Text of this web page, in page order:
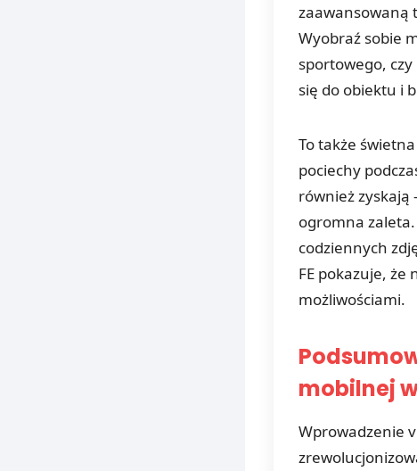
zaawansowaną
Wyobraź sobie
sportowego,
się do obiektu i
To także
pociechy
również zyskają
ogromna
codziennych
FE pokazuje,
możliwościami.
mobilnej
Wprowadzenie